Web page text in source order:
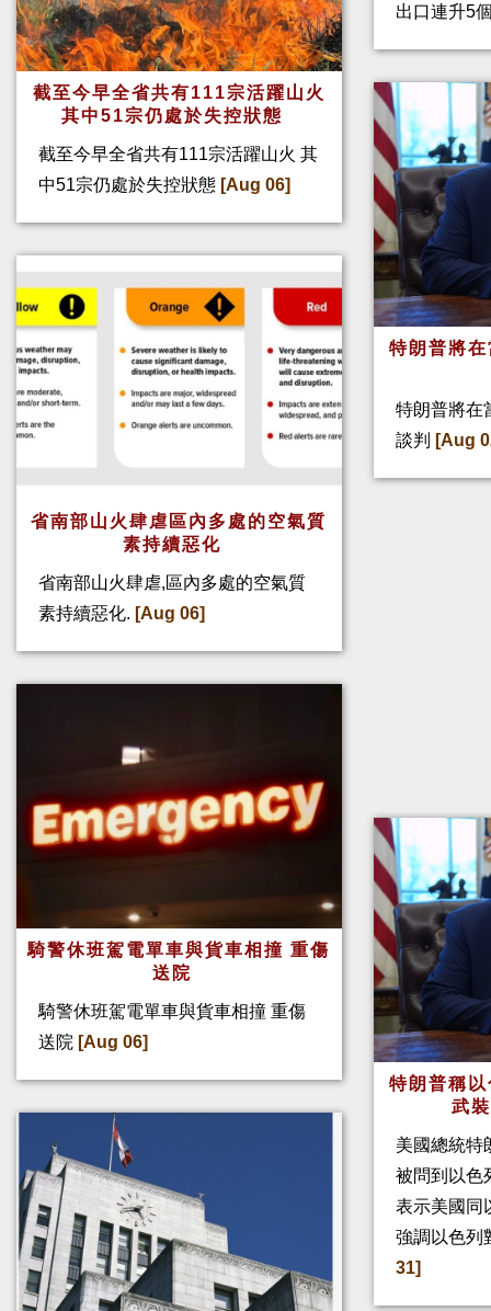
截至今早全省共有111宗活躍山火
其中51宗仍處於失控狀態
截至今早全省共有111宗活躍山火 其
中51宗仍處於失控狀態 [Aug 06]
省南部山火肆虐區內多處的空氣質
素持續惡化
省南部山火肆虐,區內多處的空氣質
素持續惡化. [Aug 06]
騎警休班駕電單車與貨車相撞 重傷
送院
騎警休班駕電單車與貨車相撞 重傷
送院 [Aug 06]
出口連升5
特朗普將
特朗普將在
談判
[Aug
特朗普稱
武
美國總統特
被問到以色
表示美國同
強調以色列
31]